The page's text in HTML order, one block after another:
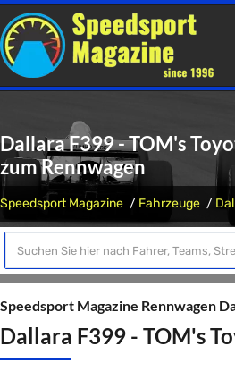
Dallara F399 - TOM's
zum Rennwagen
Speedsport Magazine Fahrzeuge
Speedsport Magazine Rennwagen
Dallara F399 - TOM's